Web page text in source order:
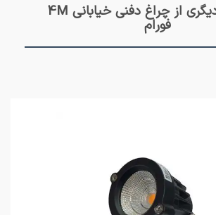
آیتم های دیگری از چراغ دفنی خیابانی 4M
فورام